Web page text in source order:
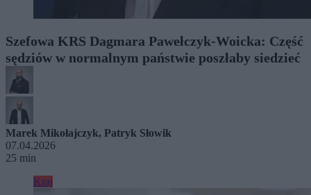
Szefowa KRS Dagmara Pawełczyk-Woicka: Część
sędziów w normalnym państwie poszłaby siedzieć
Marek Mikołajczyk, Patryk Słowik
07.04.2026
25 min
Kraj